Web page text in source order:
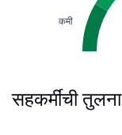
कमी
सहकर्मींची तुलना